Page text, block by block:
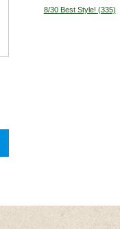
8/30 Best Style! (335)